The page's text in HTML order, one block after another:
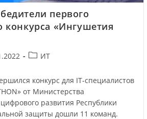
первого
конкурса «Ингушетия
ИТ
конкурс для IT-специалистов
от Министерства
развития Республики
защиты дошли 11 команд.